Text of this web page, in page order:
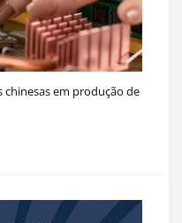
chinesas em produção de